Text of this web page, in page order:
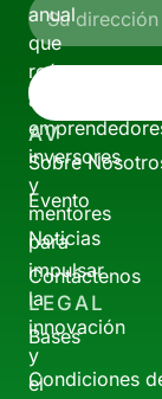
anual
que
reúne
a
inversores
y
mentores
para
impulsar
la
innovación
y
el
AV
Sobre
Evento
Noticias
Contáctenos
LEGAL
Bases
Condiciones